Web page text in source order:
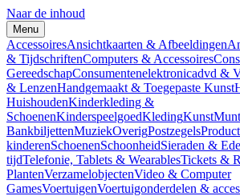
Naar de inhoud
Menu
AccessoiresAnsichtkaarten & Afbeeldingen
& TijdschriftenComputers & Accessoires
GereedschapConsumentenelektronicadvd &
& LenzenHandgemaakt & Toegepaste Kunst
HuishoudenKinderkleding &
SchoenenKinderspeelgoedKledingKunst
BankbiljettenMuziekOverigPostzegels
kinderenSchoenenSchoonheidSieraden &
tijdTelefonie, Tablets & WearablesTickets &
PlantenVerzamelobjectenVideo & Computer
GamesVoertuigenVoertuigonderdelen &